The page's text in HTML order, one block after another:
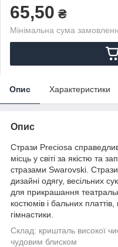
65,50 ₴
Мінімальна сума
Опис Характеристики
Опис
Стрази Preciosa
місць у світі за якістю та
стразами Swarovski.
дизайні одягу, весільних
для прикрашання
костюмів і бальних
гімнастики.
Склад: кришталь високої
чудовим блиском